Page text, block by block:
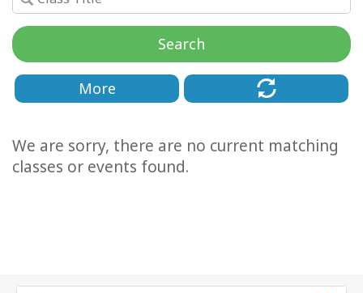
Facilitators
Search
More
We are sorry, there are no current matching
classes or events found.